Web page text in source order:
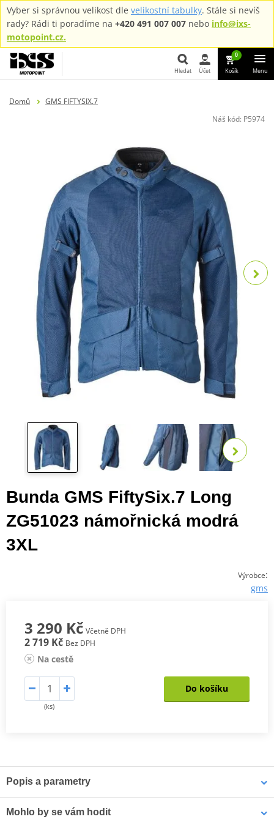
Vyber si správnou velikost dle velikostní tabulky. Stále si nevíš
rady? Rádi ti poradíme na +420 491 007 007 nebo info@ixs-
motopoint.cz.
Hledat Účet
0
Košík Menu
Domů
GMS FIFTYSIX.7
Náš kód: P5974
Bunda GMS FiftySix.7 Long
ZG51023 námořnická modrá
3XL
Výrobce:
gms
3 290 Kč Včetně DPH
2 719 Kč Bez DPH
Na cestě
(ks)
Do košíku
Popis a parametry
Mohlo by se vám hodit